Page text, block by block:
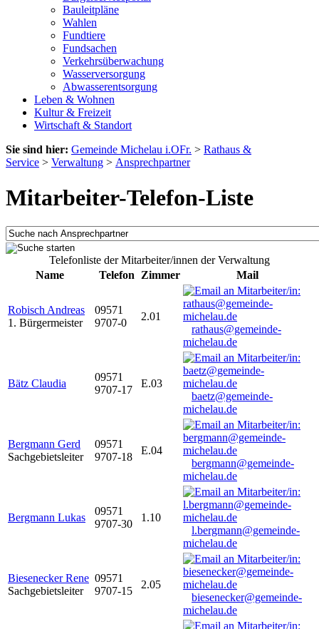
Bauleitpläne
Wahlen
Fundtiere
Fundsachen
Verkehrsüberwachung
Wasserversorgung
Abwasserentsorgung
Leben & Wohnen
Kultur & Freizeit
Wirtschaft & Standort
Sie sind hier: Gemeinde Michelau i.OFr. > Rathaus &
Service > Verwaltung > Ansprechpartner
Mitarbeiter-Telefon-Liste
Telefonliste der Mitarbeiter/innen der Verwaltung
Name
Telefon Zimmer Mail
Robisch Andreas
1. Bürgermeister
09571
9707-0
2.01
rathaus@gemeinde-
michelau.de
Bätz Claudia
09571
9707-17
E.03
baetz@gemeinde-
michelau.de
Bergmann Gerd
Sachgebietsleiter
09571
9707-18
E.04
bergmann@gemeinde-
michelau.de
Bergmann Lukas
09571
9707-30
1.10
l.bergmann@gemeinde-
michelau.de
Biesenecker Rene
Sachgebietsleiter
09571
9707-15
2.05
biesenecker@gemeinde-
michelau.de